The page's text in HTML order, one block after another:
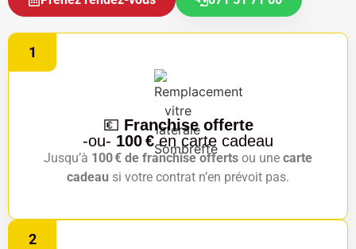
1
💶 Franchise offerte
-ou- 100 €en carte cadeau
Jusqu’à 100 € de franchise offerts ou une carte
cadeau si votre contrat n’en prévoit pas.
2